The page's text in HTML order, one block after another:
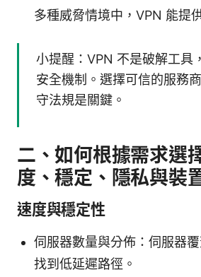
多種威脅情境中，VPN 能提
小提醒：VPN 不是破解工具
安全機制。選擇可信的服務
守法規是關鍵。
二、如何根據需求選
度、穩定、隱私與裝
速度與穩定性
伺服器數量與分佈：伺服器
找到低延遲路徑。